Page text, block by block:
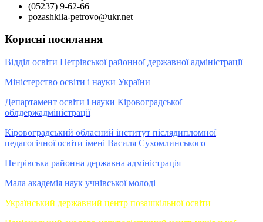
(05237) 9-62-66
pozashkila-petrovo@ukr.net
Корисні посилання
Відділ освіти Петрівської районної державної адміністрації
Міністерство освіти і науки України
Департамент освіти і науки Кіровоградської
облдержадміністрації
Кіровоградський обласний інститут післядипломної
педагогічної освіти імені Василя Сухомлинського
Петрівська районна державна адміністрація
Мала академія наук учнівської молоді
Український державний центр позашкільної освіти